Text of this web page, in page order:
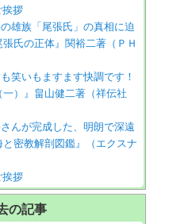
拶
雄族「尾張氏」の真相に迫
氏の正体』関裕二著（ＰＨ
笑いもますます快調です！
）』畠山健二著（祥伝社
んが完成した、明朗で深遠
密教解剖図鑑』（エクスナ
拶
の記事